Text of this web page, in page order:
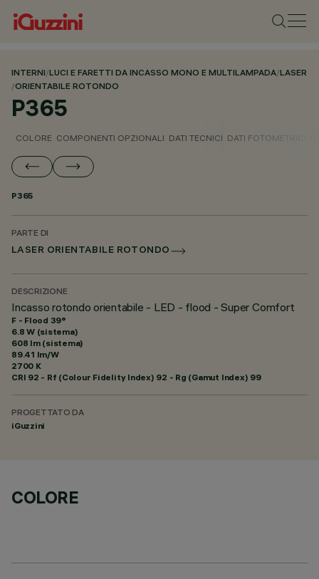
INTERNI/LUCI E FARETTI DA INCASSO MONO E MULTILAMPADA/LASER
/ORIENTABILE ROTONDO
P365
COLORE COMPONENTI OPZIONALI DATI TECNICI DATI FOTOMETRICI
P365
PARTE DI
LASER ORIENTABILE ROTONDO
DESCRIZIONE
Incasso rotondo orientabile - LED - flood - Super Comfort
F - Flood 39°
6.8 W (sistema)
608 lm (sistema)
89.41 lm/W
2700 K
CRI 92 - Rf (Colour Fidelity Index) 92 - Rg (Gamut Index) 99
PROGETTATO DA
iGuzzini
COLORE